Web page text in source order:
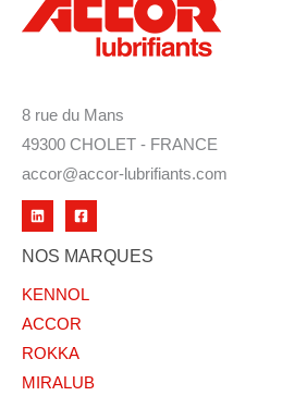
8 rue du Mans
49300 CHOLET - FRANCE
accor@accor-lubrifiants.com
NOS MARQUES
KENNOL
ACCOR
ROKKA
MIRALUB